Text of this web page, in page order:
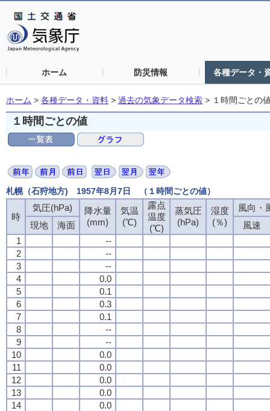
ホーム 防災情報 各種データ・
ホーム > 各種データ・資料 > 過去の気象データ検索 > １時間ごとの
１時間ごとの値
札幌（石狩地方) 1957年8月7日 （１時間ごとの値）
時
気圧(hPa)
降水量
(mm)
気温
(℃)
露点
温度
(℃)
蒸気圧
(hPa)
湿度
(％)
風向・
現地
海面
風速
1
--
2
--
3
--
4
0.0
5
0.1
6
0.3
7
0.1
8
--
9
--
10
0.0
11
0.0
12
0.0
13
0.0
14
0.0